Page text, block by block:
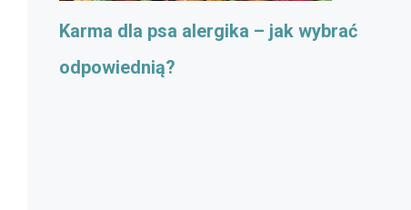
Karma dla psa alergika – jak wybrać
odpowiednią?